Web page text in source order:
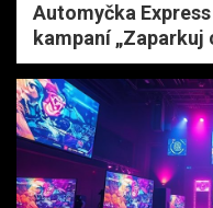
Automyčka
kampaní „Zaparkuj